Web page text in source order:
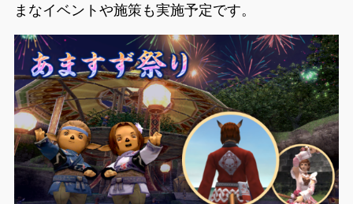
まなイベントや施策も実施予定です。